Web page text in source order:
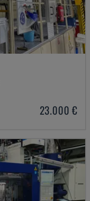
23.000 €